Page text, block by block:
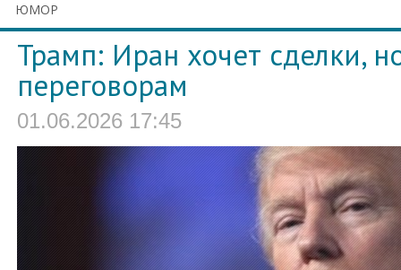
ЮМОР
Трамп: Иран хочет сделки,
переговорам
01.06.2026 17:45